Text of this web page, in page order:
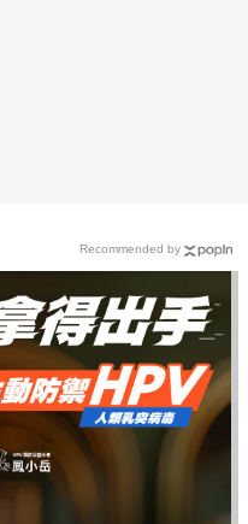
Recommended by